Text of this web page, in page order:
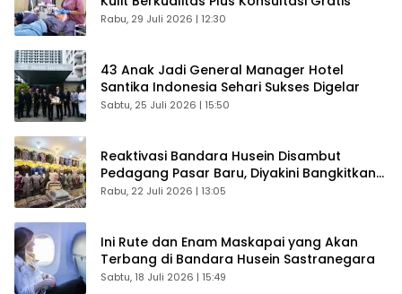
Rabu, 29 Juli 2026 | 12:30
43 Anak Jadi General Manager Hotel
Santika Indonesia Sehari Sukses Digelar
Sabtu, 25 Juli 2026 | 15:50
Reaktivasi Bandara Husein Disambut
Pedagang Pasar Baru, Diyakini Bangkitkan
Kembali Ekonomi Bandung
Rabu, 22 Juli 2026 | 13:05
Ini Rute dan Enam Maskapai yang Akan
Terbang di Bandara Husein Sastranegara
Sabtu, 18 Juli 2026 | 15:49